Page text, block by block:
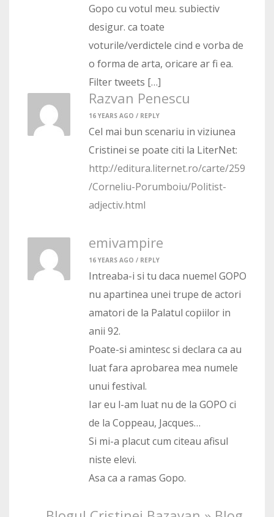
Gopo cu votul meu. subiectiv
desigur. ca toate
voturile/verdictele cind e vorba de
o forma de arta, oricare ar fi ea.
Filter tweets […]
Razvan Penescu
16 YEARS AGO / REPLY
Cel mai bun scenariu in viziunea
Cristinei se poate citi la LiterNet:
http://editura.liternet.ro/carte/259
/Corneliu-Porumboiu/Politist-
adjectiv.html
emivampire
16 YEARS AGO / REPLY
Intreaba-i si tu daca nuemel GOPO
nu apartinea unei trupe de actori
amatori de la Palatul copiilor in
anii 92.
Poate-si amintesc si declara ca au
luat fara aprobarea mea numele
unui festival.
Iar eu l-am luat nu de la GOPO ci
de la Coppeau, Jacques…
Si mi-a placut cum citeau afisul
niste elevi.
Asa ca a ramas Gopo.